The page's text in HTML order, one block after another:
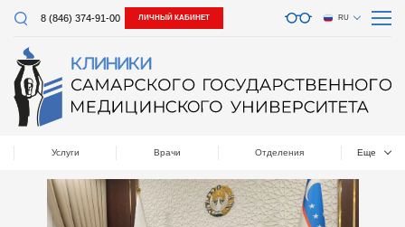
8 (846) 374-91-00 ЛИЧНЫЙ КАБИНЕТ RU
Услуги Врачи Отделения Еще